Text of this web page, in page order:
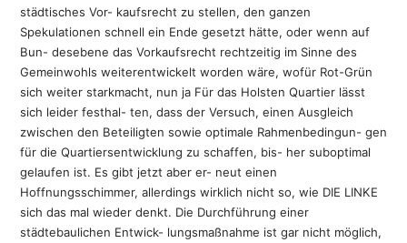
städtisches Vor- kaufsrecht zu stellen, den ganzen
Spekulationen schnell ein Ende gesetzt hätte, oder wenn auf
Bun- desebene das Vorkaufsrecht rechtzeitig im Sinne des
Gemeinwohls weiterentwickelt worden wäre, wofür Rot-Grün
sich weiter starkmacht, nun ja Für das Holsten Quartier lässt
sich leider festhal- ten, dass der Versuch, einen Ausgleich
zwischen den Beteiligten sowie optimale Rahmenbedingun- gen
für die Quartiersentwicklung zu schaffen, bis- her suboptimal
gelaufen ist. Es gibt jetzt aber er- neut einen
Hoffnungsschimmer, allerdings wirklich nicht so, wie DIE LINKE
sich das mal wieder denkt. Die Durchführung einer
städtebaulichen Entwick- lungsmaßnahme ist gar nicht möglich,